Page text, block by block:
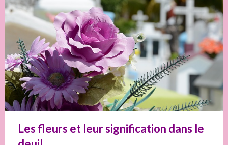
Les fleurs et leur signification dans le